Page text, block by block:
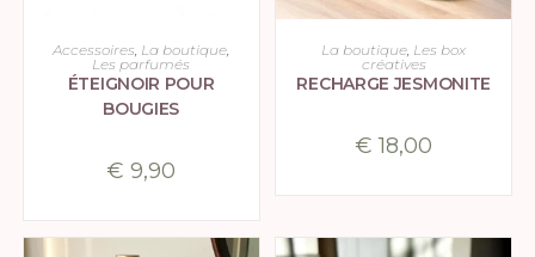
AJOUTER AU PANIER
Accessoires, La boutique,
Les parfumés
ÉTEIGNOIR POUR
BOUGIES
€ 9,90
AJOUTER AU PANIER
La boutique, Les box
créatives
RECHARGE JESMONITE
€ 18,00